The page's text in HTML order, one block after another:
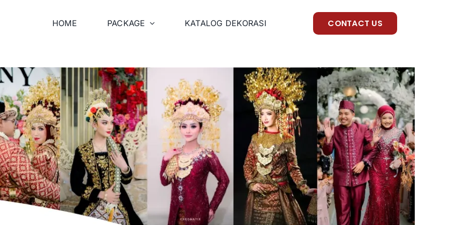
HOME PACKAGE KATALOG DEKORASI CONTACT US